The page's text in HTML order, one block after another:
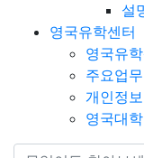
설
영국유학센터
영국유
주요업무
개인정
영국대
통합검색